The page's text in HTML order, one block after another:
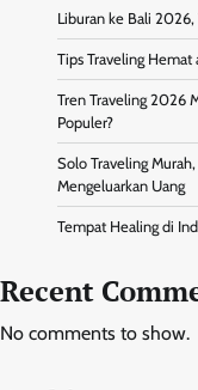
Liburan ke Bali
Tips Traveling Hemat
Tren Traveling 2026
Populer?
Solo Traveling
Mengeluarkan Uang
Tempat Healing di
Recent
No comments to show.